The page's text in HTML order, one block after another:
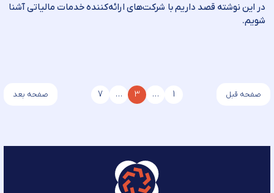
در این نوشته قصد داریم با شرکت‌های ارائه‌کننده خدمات مالیاتی آشنا
شویم.
صفحه قبل 1
…
3
…
7 صفحه بعد